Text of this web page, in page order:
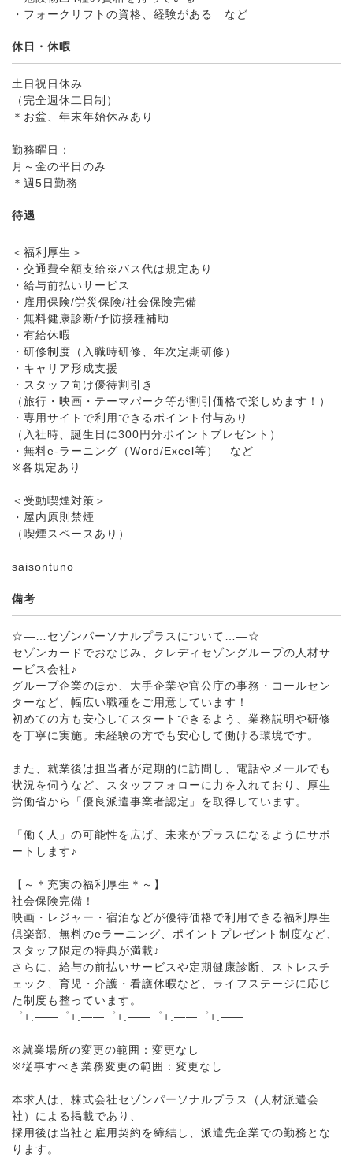
・フォークリフトの資格、経験がある など
休日・休暇
土日祝日休み
（完全週休二日制）
＊お盆、年末年始休みあり
勤務曜日：
月～金の平日のみ
＊週5日勤務
待遇
＜福利厚生＞
・交通費全額支給※バス代は規定あり
・給与前払いサービス
・雇用保険/労災保険/社会保険完備
・無料健康診断/予防接種補助
・有給休暇
・研修制度（入職時研修、年次定期研修）
・キャリア形成支援
・スタッフ向け優待割引き
（旅行・映画・テーマパーク等が割引価格で楽しめます！）
・専用サイトで利用できるポイント付与あり
（入社時、誕生日に300円分ポイントプレゼント）
・無料e-ラーニング（Word/Excel等） など
※各規定あり
＜受動喫煙対策＞
・屋内原則禁煙
（喫煙スペースあり）
saisontuno
備考
☆―…セゾンパーソナルプラスについて…―☆
セゾンカードでおなじみ、クレディセゾングループの人材サ
ービス会社♪
グループ企業のほか、大手企業や官公庁の事務・コールセン
ターなど、幅広い職種をご用意しています！
初めての方も安心してスタートできるよう、業務説明や研修
を丁寧に実施。未経験の方でも安心して働ける環境です。
また、就業後は担当者が定期的に訪問し、電話やメールでも
状況を伺うなど、スタッフフォローに力を入れており、厚生
労働省から「優良派遣事業者認定」を取得しています。
「働く人」の可能性を広げ、未来がプラスになるようにサポ
ートします♪
【～＊充実の福利厚生＊～】
社会保険完備！
映画・レジャー・宿泊などが優待価格で利用できる福利厚生
倶楽部、無料のeラーニング、ポイントプレゼント制度など、
スタッフ限定の特典が満載♪
さらに、給与の前払いサービスや定期健康診断、ストレスチ
ェック、育児・介護・看護休暇など、ライフステージに応じ
た制度も整っています。
゜+.――゜+.――゜+.――゜+.――゜+.――
※就業場所の変更の範囲：変更なし
※従事すべき業務変更の範囲：変更なし
本求人は、株式会社セゾンパーソナルプラス（人材派遣会
社）による掲載であり、
採用後は当社と雇用契約を締結し、派遣先企業での勤務とな
ります。